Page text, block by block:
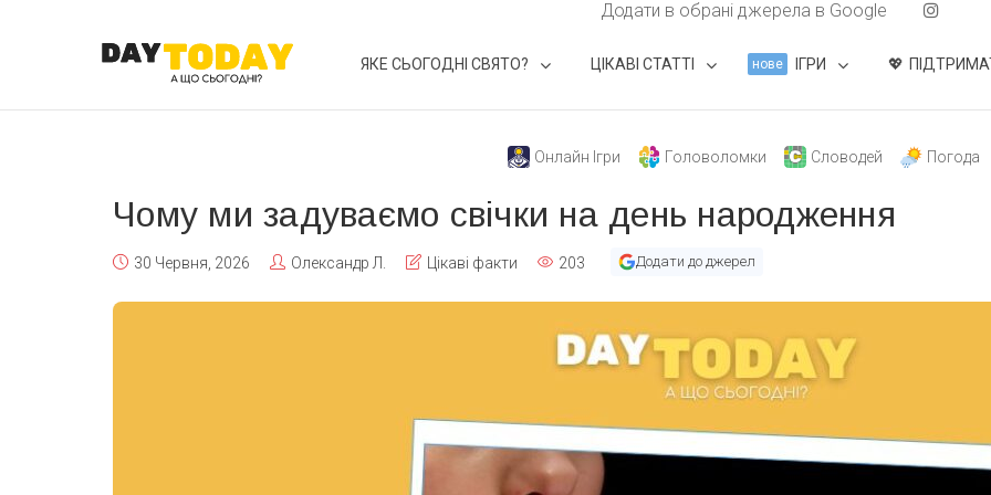
Додати в обрані джерела в Google
ЯКЕ СЬОГОДНІ СВЯТО? ЦІКАВІ СТАТТІ нове ІГРИ
Онлайн Ігри Головоломки Словодей Погода
Чому ми задуваємо свічки на день народження
30 Червня, 2026 Олександр Л. Цікаві факти 203 Додати до джерел